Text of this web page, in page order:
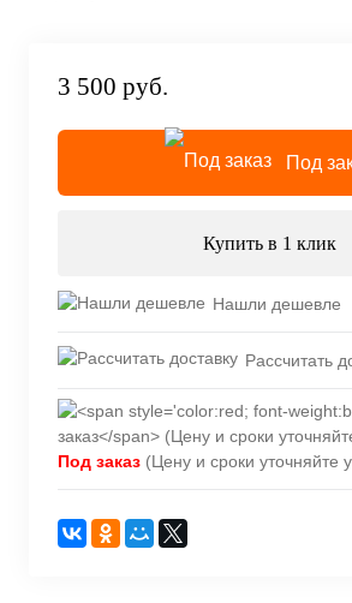
3 500 руб.
Под
Купить в 1 клик
Нашли дешевле
Рассчитать
Под заказ (Цену и сроки уточняйте